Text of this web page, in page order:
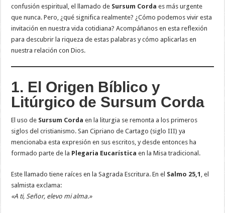
confusión espiritual, el llamado de Sursum Corda es más urgente
que nunca. Pero, ¿qué significa realmente? ¿Cómo podemos vivir esta
invitación en nuestra vida cotidiana? Acompáñanos en esta reflexión
para descubrir la riqueza de estas palabras y cómo aplicarlas en
nuestra relación con Dios.
1. El Origen Bíblico y
Litúrgico de Sursum Corda
El uso de Sursum Corda en la liturgia se remonta a los primeros
siglos del cristianismo. San Cipriano de Cartago (siglo III) ya
mencionaba esta expresión en sus escritos, y desde entonces ha
formado parte de la Plegaria Eucarística en la Misa tradicional.
Este llamado tiene raíces en la Sagrada Escritura. En el Salmo 25,1 , el
salmista exclama:
«A ti, Señor, elevo mi alma.»